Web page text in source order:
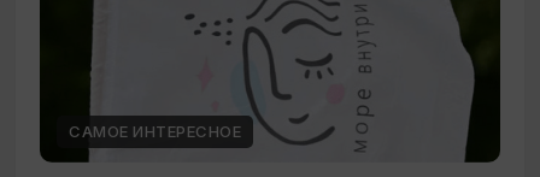
САМОЕ ИНТЕРЕСНОЕ